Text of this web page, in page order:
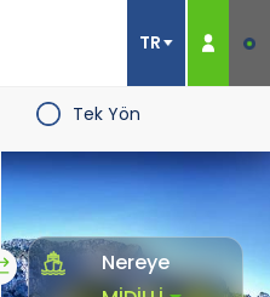
Tek Yön
Nereye